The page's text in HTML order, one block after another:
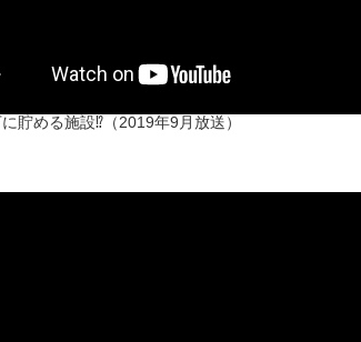
貯める施設⁉（2019年9月放送）